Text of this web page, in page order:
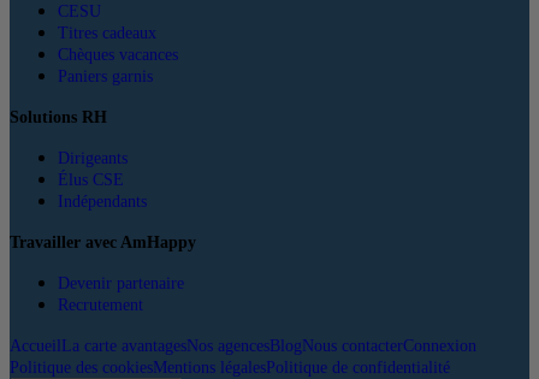
CESU
Titres cadeaux
Chèques vacances
Paniers garnis
Solutions RH
Dirigeants
Élus CSE
Indépendants
Travailler avec AmHappy
Devenir partenaire
Recrutement
Accueil La carte avantagesNos agencesBlogNous contacterConnexion
Politique des cookiesMentions légalesPolitique de confidentialité